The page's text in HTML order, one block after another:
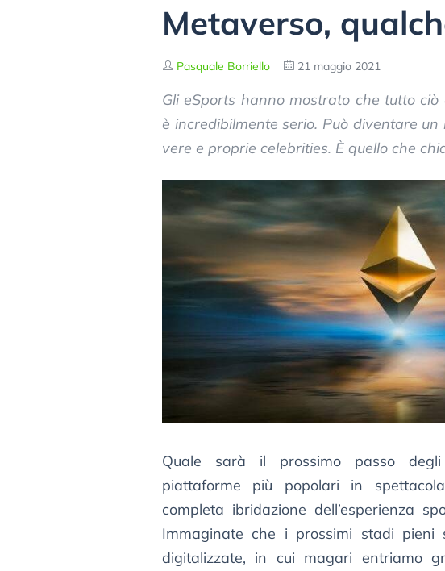
Metaverso,
Pasquale Borriello 21 maggio 2021
Gli eSports hanno mostrato che tutto
è incredibilmente serio. Può diventare
vere e proprie celebrities. È quello che
Quale sarà il prossimo passo degli
piattaforme più popolari in
completa ibridazione dell’esperienza
Immaginate che i prossimi stadi
digitalizzate, in cui magari entriamo